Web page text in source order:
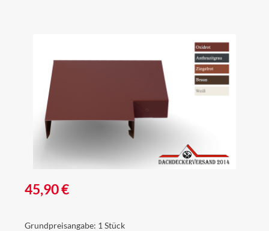
Regulärer Preis:
45,90 €
Grundpreisangabe: 1 Stück